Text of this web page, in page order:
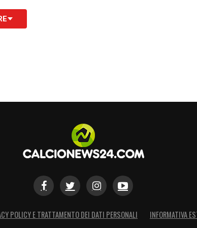
pronto a rilanciare, nella speranza di
Guerra a San Siro
POLICY E TRATTAMENTO DEI DATI PERSONALI INFORMATIVA